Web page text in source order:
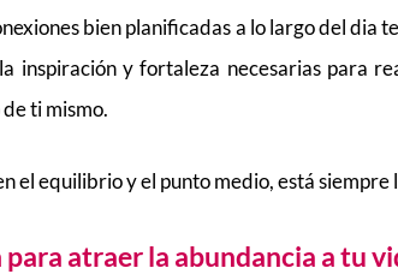
bien planificadas a lo largo del dia
inspiración y fortaleza necesarias para
ti mismo.
el equilibrio y el punto medio, está siempre
atraer la abundancia a tu